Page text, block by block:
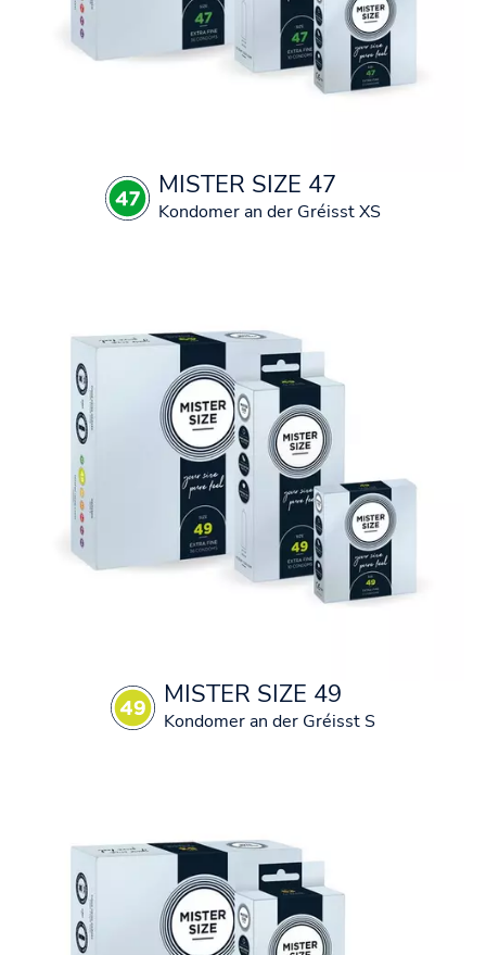
MISTER SIZE 47
Kondomer an der Gréisst XS
MISTER SIZE 49
Kondomer an der Gréisst S